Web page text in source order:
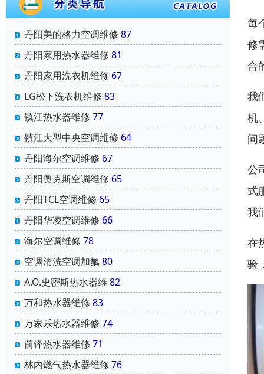
丹阳美的格力空调维修 87
丹阳家用热水器维修 81
丹阳家用洗衣机维修 67
‌LG松下洗衣机维修 83
镇江热水器维修 77
镇江大型中央空调维修 64
丹阳海尔空调维修 67
丹阳奥克斯空调维修 65
丹阳TCL空调维修 65
丹阳华凌空调维修 66
海尔空调维修 78
空调清洗空调加氟80
A.O.史密斯热水器维 82
万和热水器维修 83
万家乐热水器维修 74
前锋热水器维修 71
林内燃气热水器维修 76
每
修
合
我
机
问
公
式
我
在
验